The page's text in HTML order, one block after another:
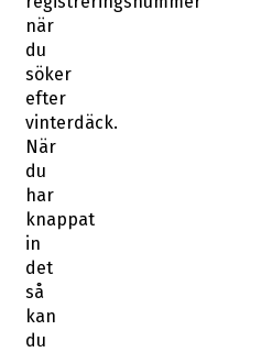
när
du
söker
efter
vinterdäck.
När
du
har
knappat
in
det
så
kan
du